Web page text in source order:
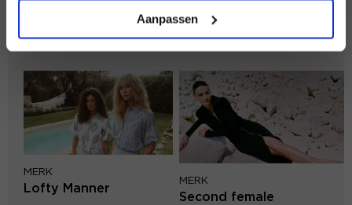
Aanpassen
Harper & Yve
MERK
Lofty Manner
MERK
Second female